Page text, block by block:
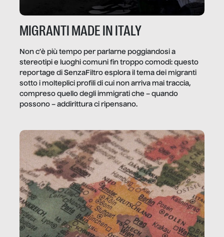
MIGRANTI MADE IN ITALY
Non c’è più tempo per parlarne poggiandosi a
stereotipi e luoghi comuni fin troppo comodi: questo
reportage di SenzaFiltro esplora il tema dei migranti
sotto i molteplici profili di cui non arriva mai traccia,
compreso quello degli immigrati che – quando
possono – addirittura ci ripensano.